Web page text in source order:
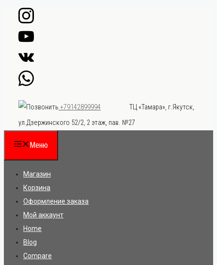
Перейти
содержимому
+79142899994
ТЦ «Тамара», г.Якутск,
ул.Дзержинского 52/2, 2 этаж, пав. №27
Меню
Магазин
Корзина
Оформление заказа
Мой аккаунт
Home
Blog
Compare